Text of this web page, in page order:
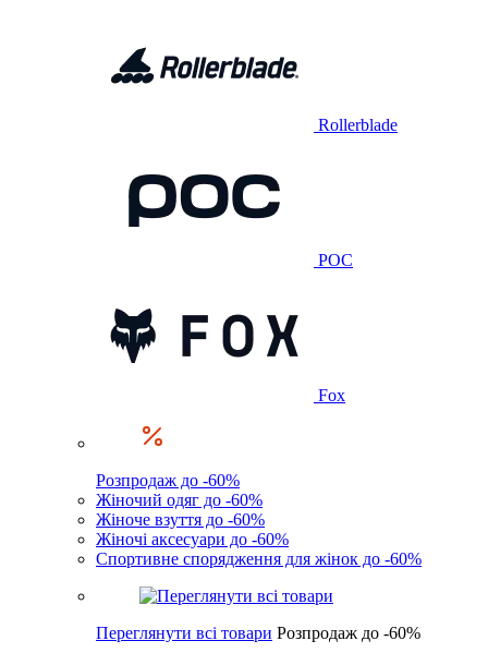
Rollerblade
POC
Fox
Розпродаж до -60%
Жіночий одяг до -60%
Жіноче взуття до -60%
Жіночі аксесуари до -60%
Спортивне спорядження для жінок до -60%
Переглянути всі товари Розпродаж до -60%